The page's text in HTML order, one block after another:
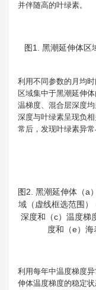
并伴随高的叶绿素。
图1. 黑潮延伸体区
利用不同参数的月均
区域集中于黑潮延伸
温梯度、混合层深度
深度与叶绿素呈现负
常后，发现叶绿素异
图2. 黑潮延伸体（a
域（虚线框选范围
深度和（c）温度梯
度和（e）海
利用每年中温度梯度
伸体温度梯度的稳定